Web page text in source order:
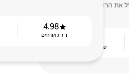
את הרווחים שלהם.
שנות ניסיון באירוח
4.98
דירוג אורחים